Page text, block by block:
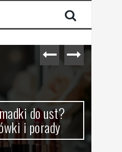
do ust?
i porady